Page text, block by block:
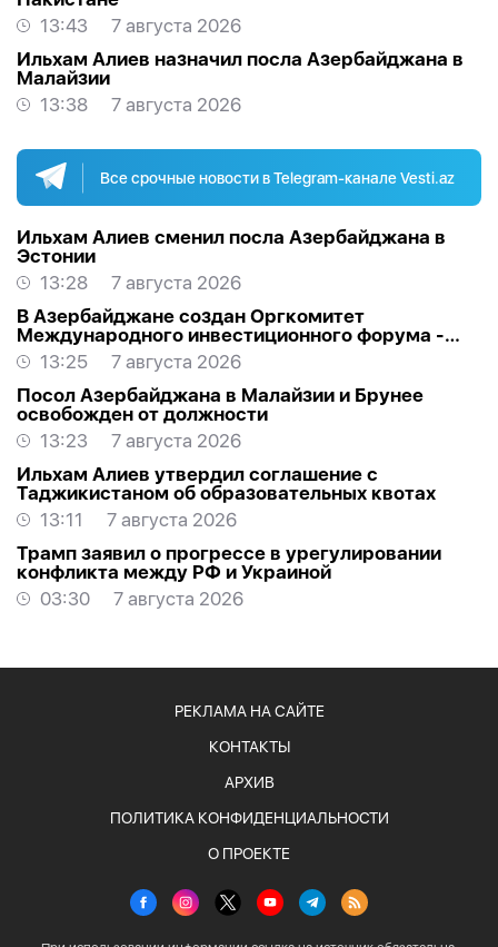
13:43
7 августа 2026
Ильхам Алиев назначил посла Азербайджана в
Малайзии
13:38
7 августа 2026
Все срочные новости в Telegram-канале Vesti.az
Ильхам Алиев сменил посла Азербайджана в
Эстонии
13:28
7 августа 2026
В Азербайджане создан Оргкомитет
Международного инвестиционного форума -
РАСПОРЯЖЕНИЕ
13:25
7 августа 2026
Посол Азербайджана в Малайзии и Брунее
освобожден от должности
13:23
7 августа 2026
Ильхам Алиев утвердил соглашение с
Таджикистаном об образовательных квотах
13:11
7 августа 2026
Трамп заявил о прогрессе в урегулировании
конфликта между РФ и Украиной
03:30
7 августа 2026
РЕКЛАМА НА САЙТЕ
КОНТАКТЫ
АРХИВ
ПОЛИТИКА КОНФИДЕНЦИАЛЬНОСТИ
О ПРОЕКТЕ